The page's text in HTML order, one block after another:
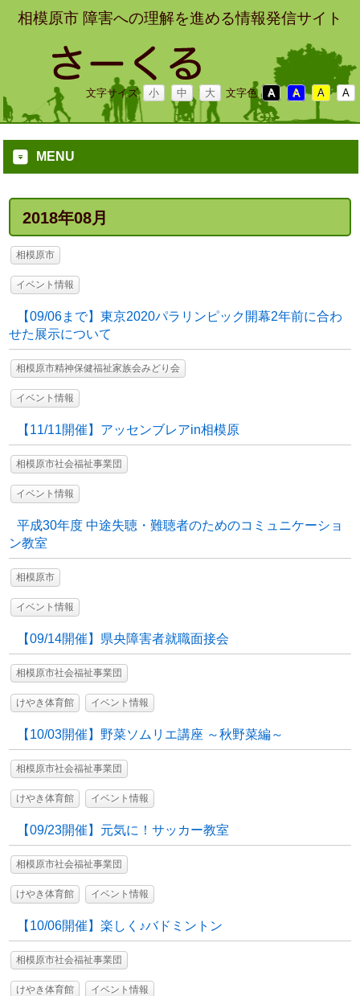
相模原市 障害への理解を進める情報発信サイト
文字サイズ 小 中 大 文字色 A A A A
MENU
2018年08月
相模原市
イベント情報
【09/06まで】東京2020パラリンピック開幕2年前に合わ
せた展示について
相模原市精神保健福祉家族会みどり会
イベント情報
【11/11開催】アッセンブレアin相模原
相模原市社会福祉事業団
イベント情報
平成30年度 中途失聴・難聴者のためのコミュニケーショ
ン教室
相模原市
イベント情報
【09/14開催】県央障害者就職面接会
相模原市社会福祉事業団
けやき体育館 イベント情報
【10/03開催】野菜ソムリエ講座 ～秋野菜編～
相模原市社会福祉事業団
けやき体育館 イベント情報
【09/23開催】元気に！サッカー教室
相模原市社会福祉事業団
けやき体育館 イベント情報
【10/06開催】楽しく♪バドミントン
相模原市社会福祉事業団
けやき体育館 イベント情報